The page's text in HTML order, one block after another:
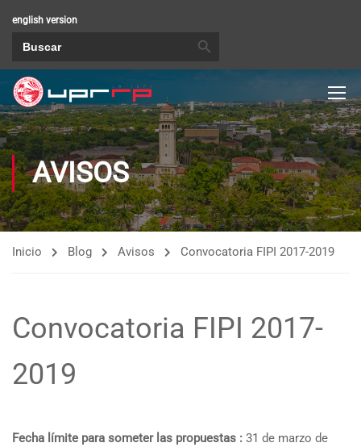
english version
AVISOS
Inicio Blog Avisos Convocatoria FIPI 2017-2019
Convocatoria FIPI 2017-
2019
Fecha límite para someter las propuestas : 31 de marzo de